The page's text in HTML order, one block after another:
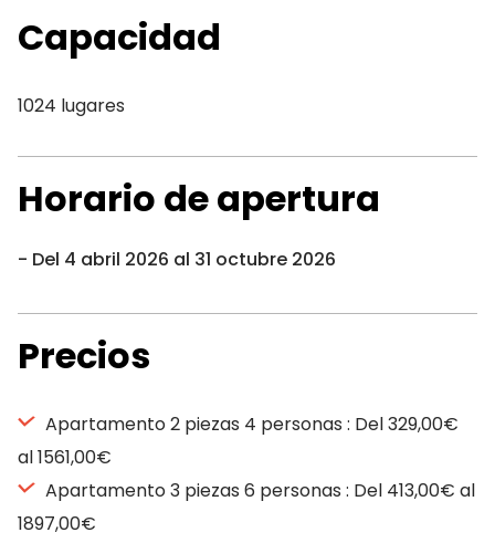
Capacidad
1024 lugares
Horario de apertura
Del 4 abril 2026 al 31 octubre 2026
Precios
Apartamento 2 piezas 4 personas : Del 329,00€
al 1561,00€
Apartamento 3 piezas 6 personas : Del 413,00€ al
1897,00€